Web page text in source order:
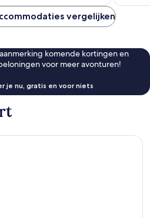
vergelijken
komende kortingen en
voor meer avonturen!
je nu, gratis en voor niets